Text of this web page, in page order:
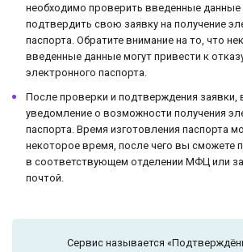
необходимо проверить введенные данные
подтвердить свою заявку на получение
паспорта. Обратите внимание на то, что
введенные данные могут привести к
электронного паспорта.
После проверки и подтверждения заявки,
уведомление о возможности получения
паспорта. Время изготовления паспорта
некоторое время, после чего вы сможете
в соответствующем отделении МФЦ или
почтой.
Сервис называется